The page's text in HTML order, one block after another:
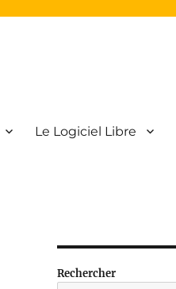
Le Logiciel Libre
Rechercher